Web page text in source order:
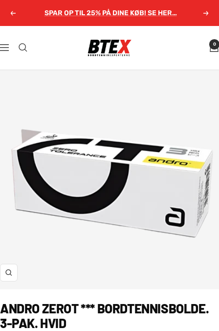
Forrige SPAR OP TIL 25% PÅ DINE KØB! SE HER…
Navigation
Bordtennisexperterne.dk 0
Zoom
ANDRO ZEROT *** BORDTENNISBOLDE.
3-PAK. HVID